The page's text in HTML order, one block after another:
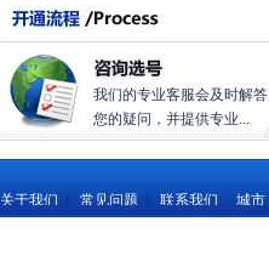
我们的专业客服会及时解答
您的疑问，并提供专业...
关于我们 常见问题 联系我们 城市